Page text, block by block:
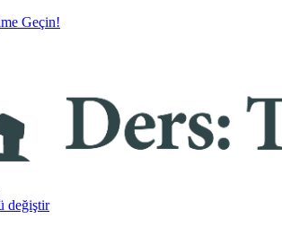
Geçin!
değiştir